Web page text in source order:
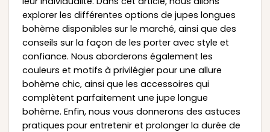
explorer les différentes options de jupes longues
bohème disponibles sur le marché, ainsi que des
conseils sur la façon de les porter avec style et
confiance. Nous aborderons également les
couleurs et motifs à privilégier pour une allure
bohème chic, ainsi que les accessoires qui
complètent parfaitement une jupe longue
bohème. Enfin, nous vous donnerons des astuces
pratiques pour entretenir et prolonger la durée de